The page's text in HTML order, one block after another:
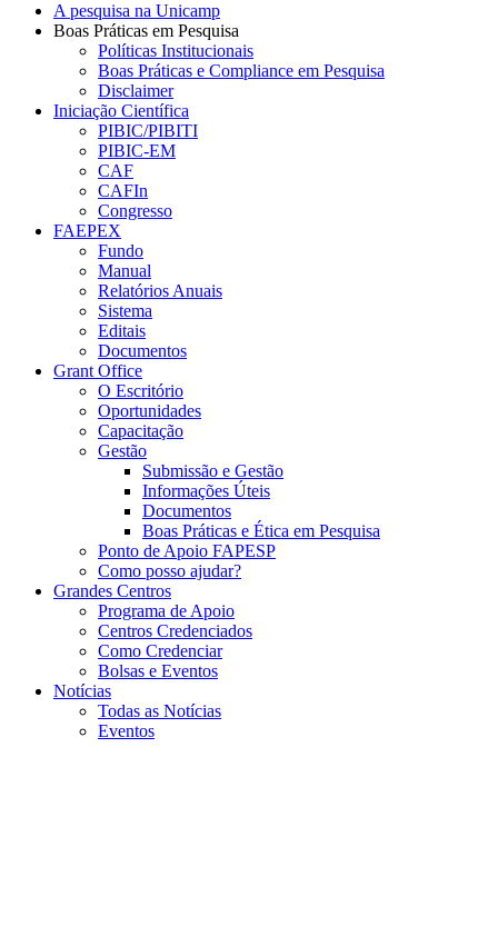
A pesquisa na Unicamp
Boas Práticas em Pesquisa
Políticas Institucionais
Boas Práticas e Compliance em Pesquisa
Disclaimer
Iniciação Científica
PIBIC/PIBITI
PIBIC-EM
CAF
CAFIn
Congresso
FAEPEX
Fundo
Manual
Relatórios Anuais
Sistema
Editais
Documentos
Grant Office
O Escritório
Oportunidades
Capacitação
Gestão
Submissão e Gestão
Informações Úteis
Documentos
Boas Práticas e Ética em Pesquisa
Ponto de Apoio FAPESP
Como posso ajudar?
Grandes Centros
Programa de Apoio
Centros Credenciados
Como Credenciar
Bolsas e Eventos
Notícias
Todas as Notícias
Eventos